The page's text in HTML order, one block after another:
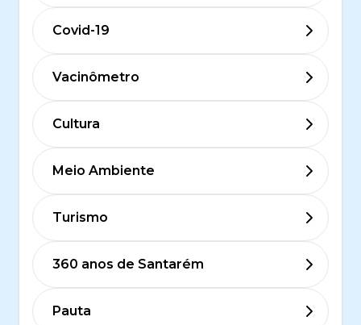
Covid-19
Vacinômetro
Cultura
Meio Ambiente
Turismo
360 anos de Santarém
Pauta